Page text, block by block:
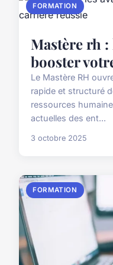
FORMATION
Mastère rh :
booster
Le Mastère RH
rapide et structuré
ressources
actuelles des ent...
3 octobre 2025
FORMATION